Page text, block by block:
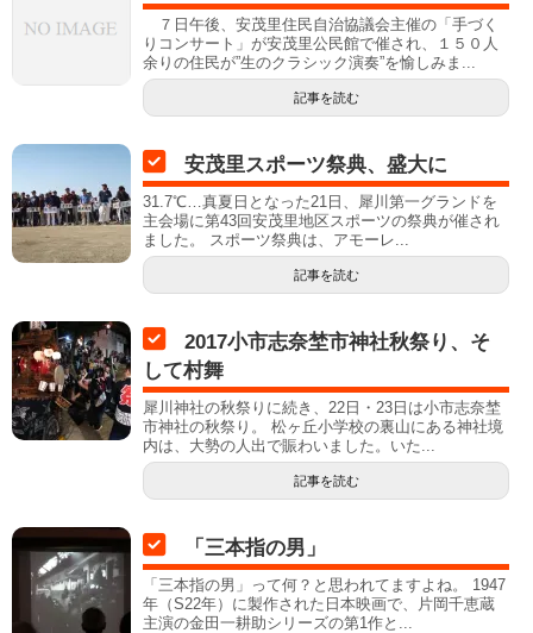
７日午後、安茂里住民自治協議会主催の「手づく
りコンサート」が安茂里公民館で催され、１５０人
余りの住民が”生のクラシック演奏”を愉しみま...
記事を読む
安茂里スポーツ祭典、盛大に
31.7℃…真夏日となった21日、犀川第一グランドを
主会場に第43回安茂里地区スポーツの祭典が催され
ました。 スポーツ祭典は、アモーレ...
記事を読む
2017小市志奈埜市神社秋祭り、そ
して村舞
犀川神社の秋祭りに続き、22日・23日は小市志奈埜
市神社の秋祭り。 松ヶ丘小学校の裏山にある神社境
内は、大勢の人出で賑わいました。いた...
記事を読む
「三本指の男」
「三本指の男」って何？と思われてますよね。 1947
年（S22年）に製作された日本映画で、片岡千恵蔵
主演の金田一耕助シリーズの第1作と...